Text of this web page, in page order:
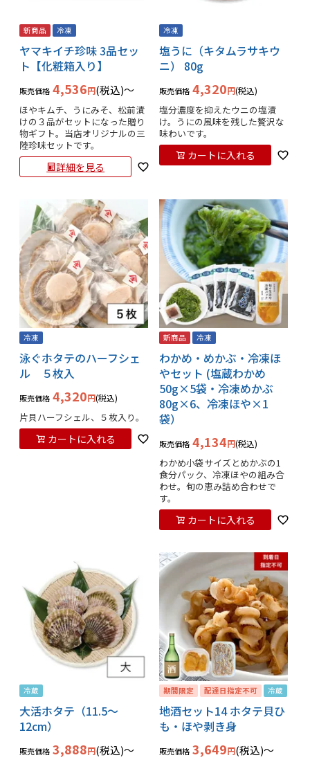
新商品 冷凍
ヤマキイチ珍味 3品セッ
ト【化粧箱入り】
販売価格 4,536 税込 〜
ほやキムチ、うにみそ、松前漬
けの３品がセットになった贈り
物ギフト。当店オリジナルの三
陸珍味セットです。
詳細を見る
冷凍
塩うに（キタムラサキウ
ニ） 80g
販売価格 4,320 税込
塩分濃度を抑えたウニの塩漬
け。うにの風味を残した贅沢な
味わいです。
カートに入れる
冷凍
泳ぐホタテのハーフシェ
ル ５枚入
販売価格 4,320 税込
片貝ハーフシェル、５枚入り。
カートに入れる
新商品 冷凍
わかめ・めかぶ・冷凍ほ
やセット (塩蔵わかめ
50g×5袋・冷凍めかぶ
80g×6、冷凍ほや×1
袋）
販売価格 4,134 税込
わかめ小袋サイズとめかぶの1
食分パック、冷凍ほやの組み合
わせ。旬の恵み詰め合わせで
す。
カートに入れる
冷蔵
大活ホタテ（11.5～
12cm）
販売価格 3,888 税込 〜
期間限定 配達日指定不可 冷蔵
地酒セット14 ホタテ貝ひ
も・ほや剥き身
販売価格 3,649 税込 〜